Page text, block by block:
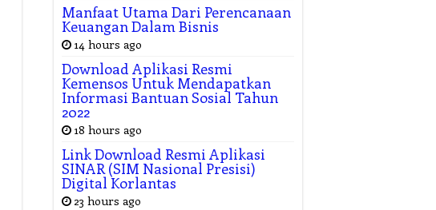
Manfaat Utama Dari Perencanaan
Keuangan Dalam Bisnis
14 hours ago
Download Aplikasi Resmi
Kemensos Untuk Mendapatkan
Informasi Bantuan Sosial Tahun
2022
18 hours ago
Link Download Resmi Aplikasi
SINAR (SIM Nasional Presisi)
Digital Korlantas
23 hours ago